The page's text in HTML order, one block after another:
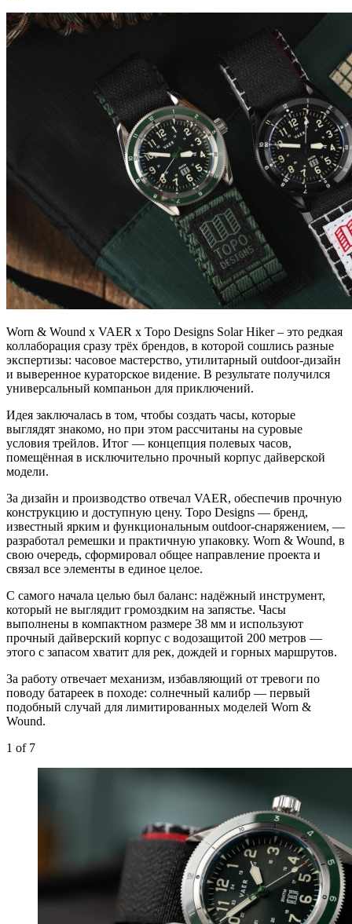
Worn & Wound x VAER x Topo Designs Solar Hiker – это редкая
коллаборация сразу трёх брендов, в которой сошлись разные
экспертизы: часовое мастерство, утилитарный outdoor-дизайн
и выверенное кураторское видение. В результате получился
универсальный компаньон для приключений.
Идея заключалась в том, чтобы создать часы, которые
выглядят знакомо, но при этом рассчитаны на суровые
условия трейлов. Итог — концепция полевых часов,
помещённая в исключительно прочный корпус дайверской
модели.
За дизайн и производство отвечал VAER, обеспечив прочную
конструкцию и доступную цену. Topo Designs — бренд,
известный ярким и функциональным outdoor-снаряжением, —
разработал ремешки и практичную упаковку. Worn & Wound, в
свою очередь, сформировал общее направление проекта и
связал все элементы в единое целое.
С самого начала целью был баланс: надёжный инструмент,
который не выглядит громоздким на запястье. Часы
выполнены в компактном размере 38 мм и используют
прочный дайверский корпус с водозащитой 200 метров —
этого с запасом хватит для рек, дождей и горных маршрутов.
За работу отвечает механизм, избавляющий от тревоги по
поводу батареек в походе: солнечный калибр — первый
подобный случай для лимитированных моделей Worn &
Wound.
1 of 7